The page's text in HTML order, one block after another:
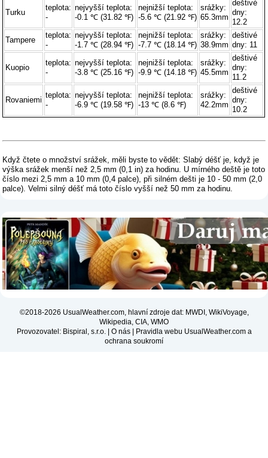
Turku
teplota:
-
nejvyšší teplota:
-0.1 ℃ (31.82 ℉)
nejnižší teplota:
-5.6 ℃ (21.92 ℉)
srážky:
65.3mm
deštivé
dny:
12.2
Tampere
teplota:
-
nejvyšší teplota:
-1.7 ℃ (28.94 ℉)
nejnižší teplota:
-7.7 ℃ (18.14 ℉)
srážky:
38.9mm
deštivé
dny: 11
Kuopio
teplota:
-
nejvyšší teplota:
-3.8 ℃ (25.16 ℉)
nejnižší teplota:
-9.9 ℃ (14.18 ℉)
srážky:
45.5mm
deštivé
dny:
11.2
Rovaniemi
teplota:
-
nejvyšší teplota:
-6.9 ℃ (19.58 ℉)
nejnižší teplota:
-13 ℃ (8.6 ℉)
srážky:
42.2mm
deštivé
dny:
10.2
Když čtete o množství srážek, měli byste to vědět: Slabý déšť je, když je
výška srážek menší než 2,5 mm (0,1 in) za hodinu. U mírného deště je toto
číslo mezi 2,5 mm a 10 mm (0,4 palce), při silném dešti je 10 - 50 mm (2,0
palce). Velmi silný déšť má toto číslo vyšší než 50 mm za hodinu.
©2018-2026 UsualWeather.com, hlavní zdroje dat: MWDI, WikiVoyage,
Wikipedia, CIA, WMO
Provozovatel: Bispiral, s.r.o. | O nás| Pravidla webu UsualWeather.com a
ochrana soukromí